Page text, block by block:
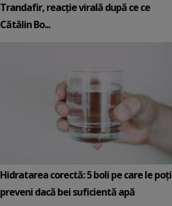
Trandafir, reacție virală după ce ce
Cătălin Bo...
Hidratarea corectă: 5 boli pe care le poți
preveni dacă bei suficientă apă